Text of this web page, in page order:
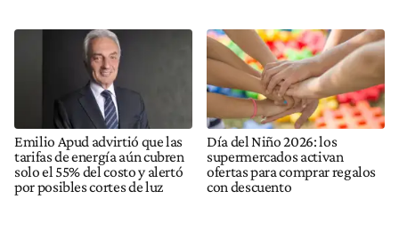
Emilio Apud advirtió que las
tarifas de energía aún cubren
solo el 55% del costo y alertó
por posibles cortes de luz
Día del Niño 2026: los
supermercados activan
ofertas para comprar regalos
con descuento